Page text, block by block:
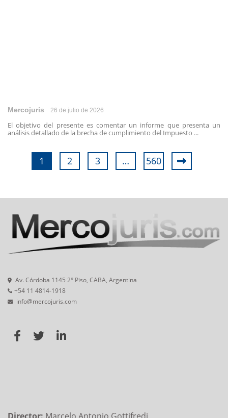
Mercojuris 26 de julio de 2026
El objetivo del presente es comentar un informe que presenta un
análisis detallado de la brecha de cumplimiento del Impuesto ...
1 2 3 … 560
Av. Córdoba 1145 2° Piso, CABA, Argentina
+54 11 4814-1918
info@mercojuris.com